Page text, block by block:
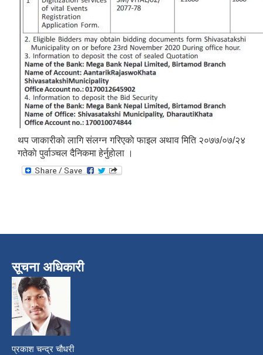
थप जाकारीकाे लागि संलग्न गरिएकाे फाइल अथाव मिति २०७७/०७/२४
गतेकाे पुर्वाञ्चल दैनिकमा हेर्नुहाेला ।
सूचना अधिकारी
प्रकाश चन्द्र चौधरी